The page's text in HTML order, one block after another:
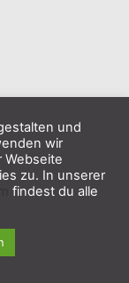
und
wir
Webseite
zu. In unserer
findest du alle